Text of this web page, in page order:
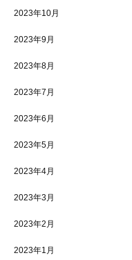
2023年10月
2023年9月
2023年8月
2023年7月
2023年6月
2023年5月
2023年4月
2023年3月
2023年2月
2023年1月